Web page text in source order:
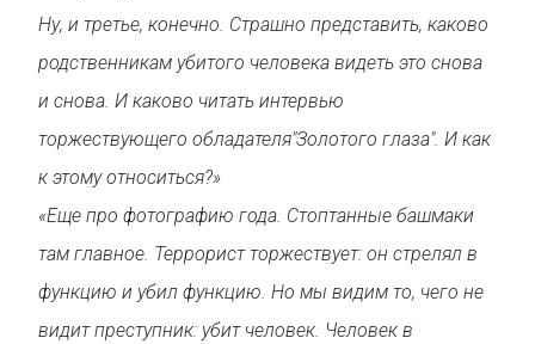
Ну, и третье, конечно. Страшно представить, каково
родственникам убитого человека видеть это снова
и снова. И каково читать интервью
торжествующего обладателя"Золотого глаза". И как
к этому относиться?»
«Еще про фотографию года. Стоптанные башмаки
там главное. Террорист торжествует: он стрелял в
функцию и убил функцию. Но мы видим то, чего не
видит преступник: убит человек. Человек в